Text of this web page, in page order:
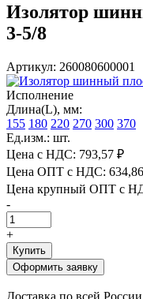
Изолятор
3-5/8
Артикул: 260080600001
Исполнение
Длина(L), мм:
155 180 220 270 300 370
Ед.изм.: шт.
Цена с НДС: 793,57 ₽
Цена ОПТ с НДС:
Цена крупный ОПТ с
-
+
Купить
Оформить заявку
Доставка по всей России